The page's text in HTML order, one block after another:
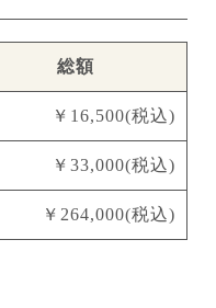
総額
￥16,500(税込)
￥33,000(税込)
￥264,000(税込)